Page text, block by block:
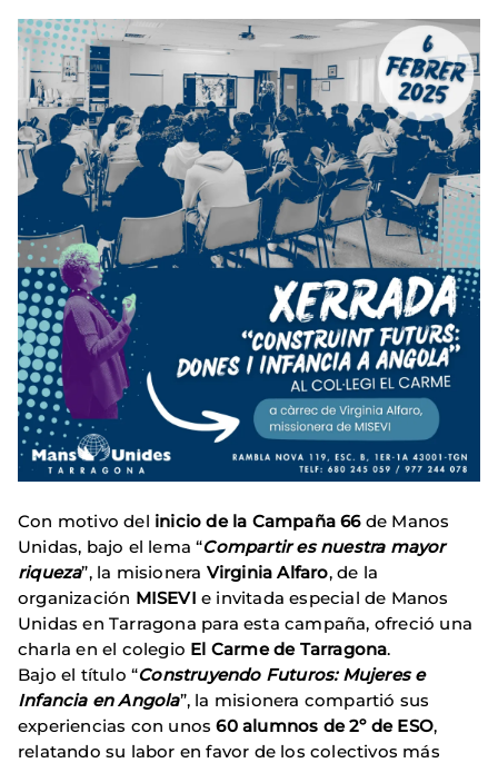
Con motivo del inicio de la Campaña 66de Manos
Unidas, bajo el lema “Compartir es nuestra mayor
riqueza”, la misionera Virginia Alfaro, de la
organización MISEVI e invitada especial de Manos
Unidas en Tarragona para esta campaña, ofreció una
charla en el colegio El Carme de Tarragona.
Bajo el título “Construyendo Futuros: Mujeres e
Infancia en Angola”, la misionera compartió sus
experiencias con unos60 alumnos de 2º de ESO,
relatando su labor en favor de los colectivos más